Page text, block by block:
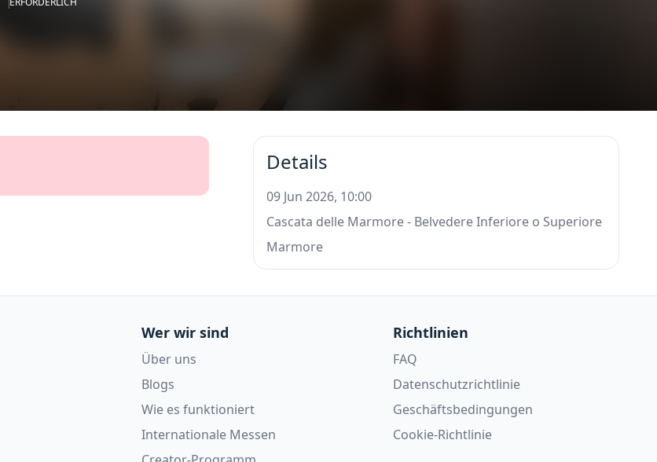
Details
09 Jun 2026, 10:00
Cascata delle Marmore - Belvedere Inferiore o Superiore
Marmore
Wer wir sind
Über uns
Blogs
Wie es funktioniert
Internationale Messen
Richtlinien
FAQ
Datenschutzrichtlinie
Geschäftsbedingungen
Cookie-Richtlinie